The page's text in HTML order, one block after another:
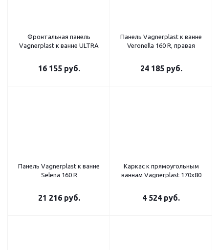
Фронтальная панель
Vagnerplast к ванне ULTRA
16 155руб.
Панель Vagnerplast к ванне
Veronella 160 R, правая
24 185руб.
Панель Vagnerplast к ванне
Selena 160 R
21 216руб.
Каркас к прямоугольным
ваннам Vagnerplast 170x80
4 524 руб.